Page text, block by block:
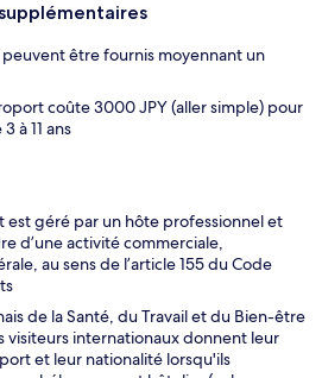
être fournis moyennant un
coûte 3000 JPY (aller simple) pour
à 11 ans
géré par un hôte professionnel et
d’une activité commerciale,
au sens de l’article 155 du Code
de la Santé, du Travail et du Bien-être
visiteurs internationaux donnent leur
et leur nationalité lorsqu'ils